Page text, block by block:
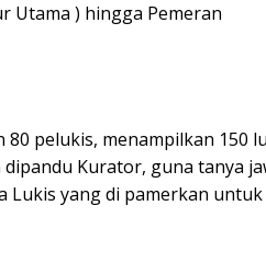
Utama ) hingga Pemeran
pelukis, menampilkan 150
Kurator, guna tanya
Lukis yang di pamerkan